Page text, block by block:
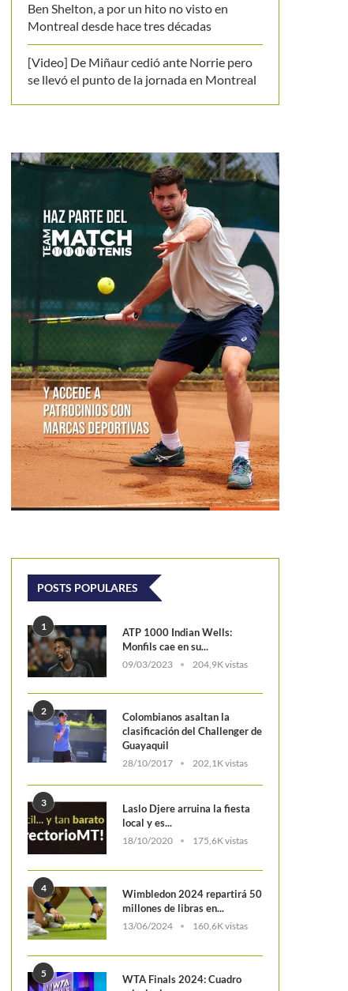
Nicolás Mejía está en cuartos de final
de Roland Garros...
Australian Open 2023: la
Ben Shelton, a por un hito no visto en
Montreal desde hace tres décadas
[Video] De Miñaur cedió ante Norrie pero
se llevó el punto de la jornada en Montreal
POSTS POPULARES
1
ATP 1000 Indian Wells:
Monfils cae en su...
09/03/2023 204,9K vistas
2
Colombianos asaltan la
clasificación del Challenger de
Guayaquil
28/10/2017 202,1K vistas
3
Laslo Djere arruina la fiesta
local y es...
18/10/2020 175,6K vistas
4
Wimbledon 2024 repartirá 50
millones de libras en...
13/06/2024 160,6K vistas
5
WTA Finals 2024: Cuadro